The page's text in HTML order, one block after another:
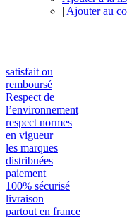
| Ajouter au
satisfait ou
remboursé
Respect de
l’environnement
respect normes
en vigueur
les marques
distribuées
paiement
100% sécurisé
livraison
partout en france